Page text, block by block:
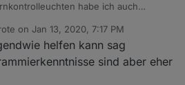
habe ich auch
werden. Wenn ich Zeit habe kann
bzw jemand anderes kann sich
ich kann ihm auch die jeweiligen urls
on Jan 13, 2020, 7:17 PM
edited by
helfen kann sag
sind aber eher